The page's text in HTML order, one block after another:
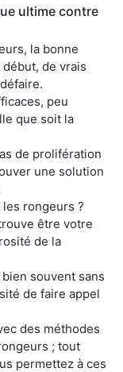
ultime contre
la bonne
de vrais
peu
que soit la
de prolifération
une solution
rongeurs ?
être votre
de la
souvent sans
de faire appel
des méthodes
; tout
permettez à ces